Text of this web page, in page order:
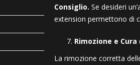
Consiglio. Se desideri
extension permettono di
Rimozione e
La rimozione corretta